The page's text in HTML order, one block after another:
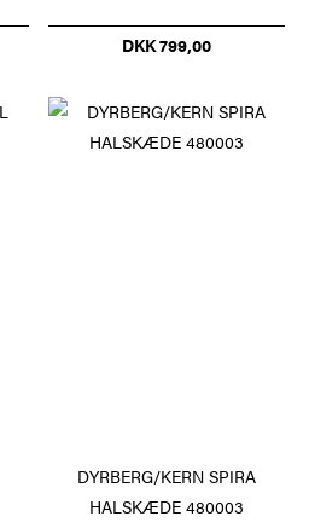
DKK 799,00
DYRBERG/KERN SPIRA
HALSKÆDE 480003